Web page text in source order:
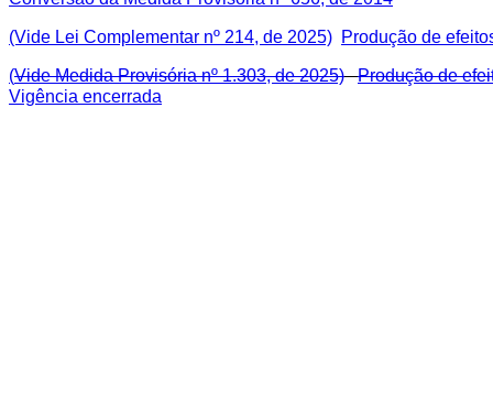
(Vide Lei Complementar nº 214, de 2025) Produção de
(Vide Medida Provisória nº 1.303, de 2025)
Produção de
Vigência encerrada